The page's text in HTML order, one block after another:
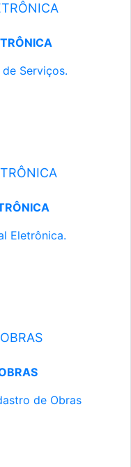
Serviços.
Eletrônica.
de Obras